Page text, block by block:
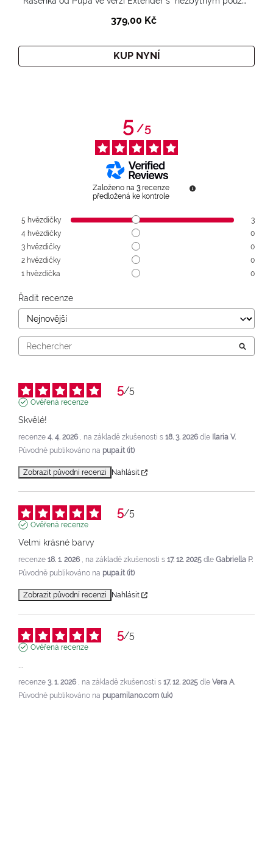
379,00 Kč
KUP NYNÍ
5/5
Založeno na 3 recenze
předložená ke kontrole
5 hvězdičky
3
4 hvězdičky
0
3 hvězdičky
0
2 hvězdičky
0
1 hvězdička 0
Řadit recenze
5/5
Ověřená recenze
Skvělé!
recenze 4. 4. 2026 , na základě zkušenosti s 18. 3. 2026 dle Ilaria V.
Původně publikováno na pupa.it (it)
Zobrazit původní recenzi Nahlásit
5/5
Ověřená recenze
Velmi krásné barvy
recenze 18. 1. 2026 , na základě zkušenosti s 17. 12. 2025 dle Gabriella P.
Původně publikováno na pupa.it (it)
Zobrazit původní recenzi Nahlásit
5/5
Ověřená recenze
...
recenze 3. 1. 2026 , na základě zkušenosti s 17. 12. 2025 dle Vera A.
Původně publikováno na pupamilano.com (uk)